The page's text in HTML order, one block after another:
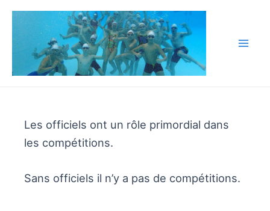
Aller
contenu
Les officiels ont un rôle primordial dans
les compétitions.
Sans officiels il n’y a pas de compétitions.